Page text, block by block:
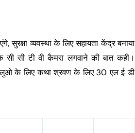
सुरक्षा व्यवस्था के लिए सहायता केंद्र बनाया
सी टी वी कैमरा लगवाने की बात कही।
के लिए कथा श्रवण के लिए 30 एल ई डी